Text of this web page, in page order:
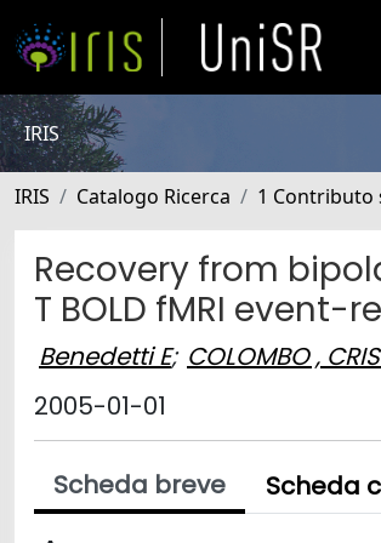
IRIS
IRIS Catalogo Ricerca 1 Contributo
Recovery from
T BOLD fMRI
Benedetti E; COLOMBO ,
2005-01-01
Scheda breve Scheda